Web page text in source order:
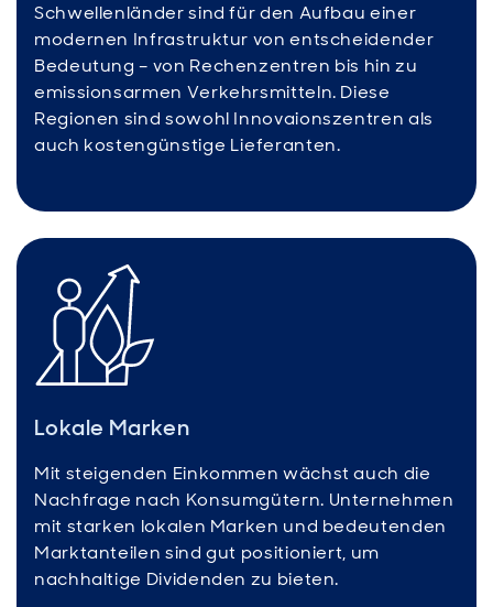
Schwellenländer sind für den Aufbau einer
modernen Infrastruktur von entscheidender
Bedeutung – von Rechenzentren bis hin zu
emissionsarmen Verkehrsmitteln. Diese
Regionen sind sowohl Innovaionszentren als
auch kostengünstige Lieferanten.
Lokale Marken
Mit steigenden Einkommen wächst auch die
Nachfrage nach Konsumgütern. Unternehmen
mit starken lokalen Marken und bedeutenden
Marktanteilen sind gut positioniert, um
nachhaltige Dividenden zu bieten.